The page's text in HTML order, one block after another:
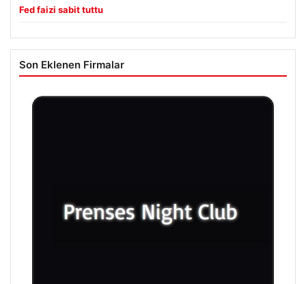
Fed faizi sabit tuttu
Son Eklenen Firmalar